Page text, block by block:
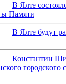
В Ялте
Памяти
В Ялте будут
Константин
городского